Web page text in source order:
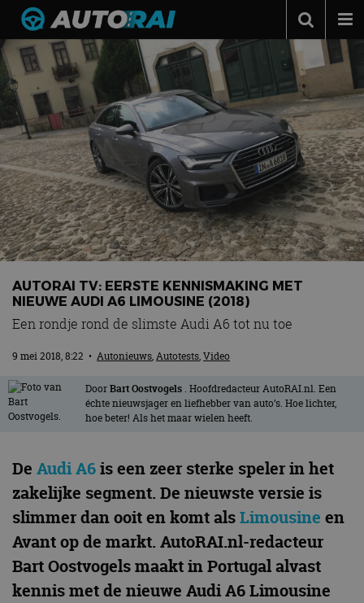
Autonieuws
Podcast
Autotests
Automerken
Adverteren
Contact
MotorRAI.nl
AUTORAI TV: EERSTE KENNISMAKING MET
NIEUWE AUDI A6 LIMOUSINE (2018)
Een rondje rond de slimste Audi A6 tot nu toe
9 mei 2018, 8:22 • Autonieuws,Autotests,Video
DoorBart Oostvogels . Hoofdredacteur AutoRAI.nl. Een
échte nieuwsjager en liefhebber van auto’s. Hoe lichter,
hoe beter! Als het maar wielen heeft.
De Audi A6is een zeer sterke speler in het
zakelijke segment. De nieuwste versie is
slimmer dan ooit en komt alsLimousine en
Avant op de markt. AutoRAI.nl-redacteur
Bart Oostvogels maakt in Portugal alvast
kennis met de nieuwe Audi A6 Limousine